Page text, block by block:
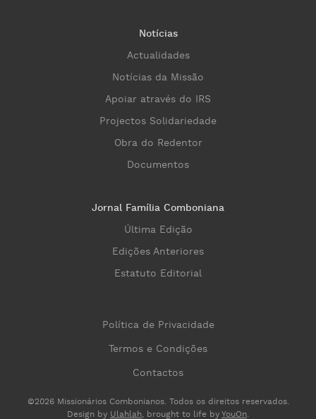
Notícias
Actualidades
Notícias da Missão
Apoiar através do IRS
Projectos Solidariedade
Obra do Redentor
Documentos
Jornal Família Comboniana
Última Edição
Edições Anteriores
Estatuto Editorial
©2026 Missionários Combonianos. Todos os direitos reservados.
Design by Ulahlah, brought to life by YouOn.
Política de Privacidade
Termos e Condições
Contactos